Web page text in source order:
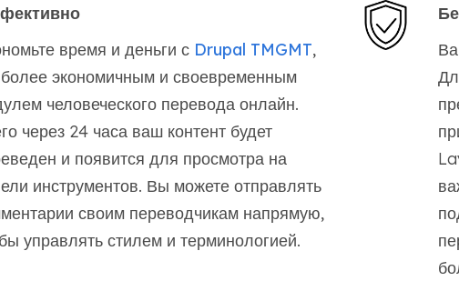
время и деньги сDrupal TMGMT,
экономичным и своевременным
человеческого перевода онлайн.
через 24 часа ваш контент будет
и появится для просмотра на
инструментов. Вы можете отправлять
своим переводчикам напрямую,
управлять стилем и терминологией.